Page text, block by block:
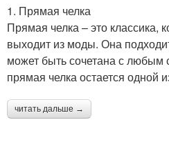
1. Прямая челка
Прямая челка – это классика,
выходит из моды. Она
может быть сочетана с любым
прямая челка остается одной
читать дальше →